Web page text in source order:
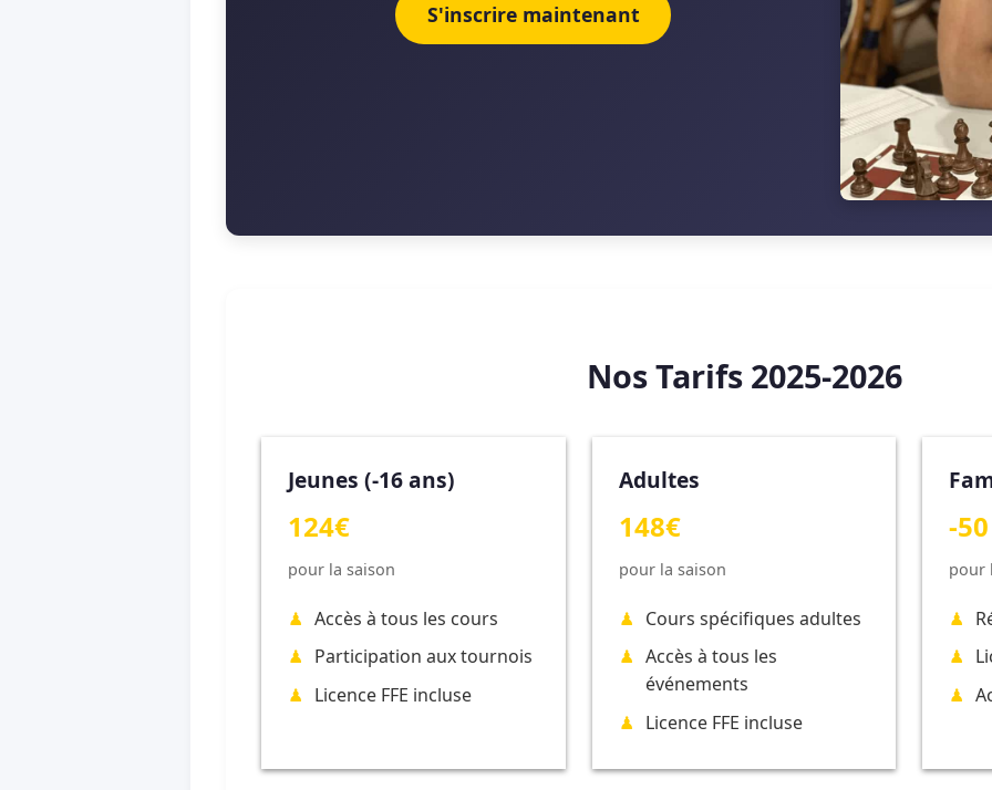
S'inscrire maintenant
Nos Tarifs 2025-2026
Jeunes (-16 ans)
124€
pour la saison
Accès à tous les cours
Participation aux tournois
Licence FFE incluse
Adultes
148€
pour la saison
Cours spécifiques adultes
Accès à tous les
événements
Licence FFE incluse
-
pour